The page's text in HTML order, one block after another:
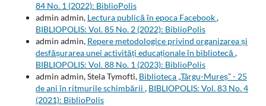
84 No. 1 (2022): BiblioPolis
admin admin, Lectura publică în epoca Facebook,
BIBLIOPOLIS: Vol. 85 No. 2 (2022): BiblioPolis
admin admin, Repere metodologice privind organizarea și
desfășurarea unei activități educaționale în bibliotecă ,
BIBLIOPOLIS: Vol. 88 No. 1 (2023): BiblioPolis
admin admin, Stela Tymofti, Biblioteca „Târgu-Mureș” - 25
de ani în ritmurile schimbării , BIBLIOPOLIS: Vol. 83 No. 4
(2021): BiblioPolis